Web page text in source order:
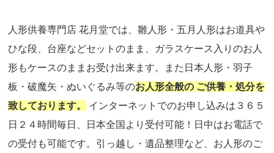
人形供養専門店 花月堂では、雛人形・五月人形はお道具や
ひな段、台座などセットのまま、ガラスケース入りのお人
形もケースのままお受け出来ます。また日本人形・羽子
板・破魔矢・ぬいぐるみ等のお人形全般の ご供養・処分を
致しております。
インターネットでのお申し込みは３６５
日２４時間毎日、日本全国より受付可能！日中はお電話で
の受付も可能です。引っ越し・遺品整理など、お人形のご